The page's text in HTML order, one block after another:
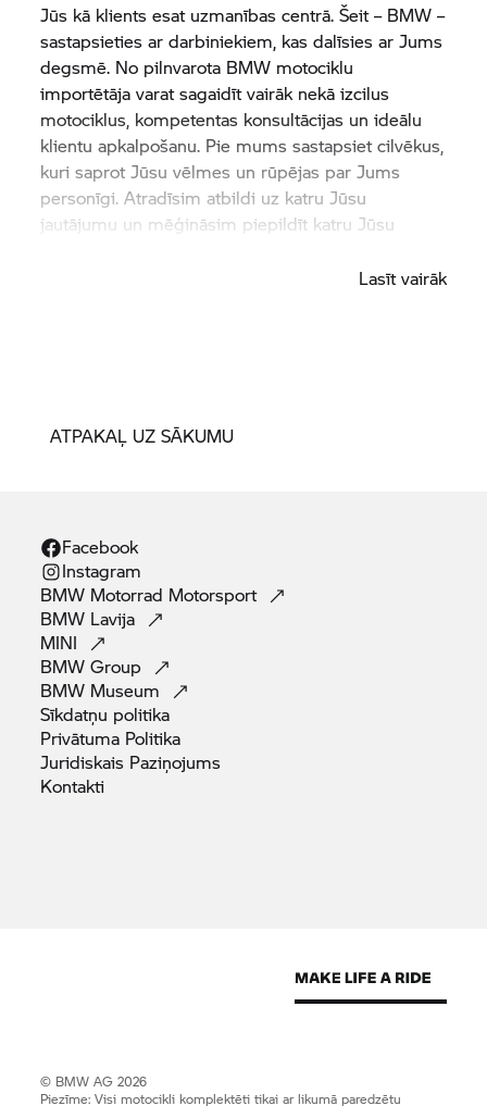
Jūs kā klients esat uzmanības centrā. Šeit – BMW –
sastapsieties ar darbiniekiem, kas dalīsies ar Jums
degsmē. No pilnvarota BMW motociklu
importētāja varat sagaidīt vairāk nekā izcilus
motociklus, kompetentas konsultācijas un ideālu
klientu apkalpošanu. Pie mums sastapsiet cilvēkus,
kuri saprot Jūsu vēlmes un rūpējas par Jums
personīgi. Atradīsim atbildi uz katru Jūsu
jautājumu un mēģināsim piepildīt katru Jūsu
Lasīt vairāk
ATPAKAĻ UZ SĀKUMU
Facebook
Instagram
BMW Motorrad Motorsport
BMW Lavija
MINI
BMWGroup
BMW Museum
Sīkdatņu politika
Privātuma Politika
Juridiskais Paziņojums
Kontakti
© BMW AG 2026
Piezīme: Visi motocikli komplektēti tikai ar likumā paredzētu